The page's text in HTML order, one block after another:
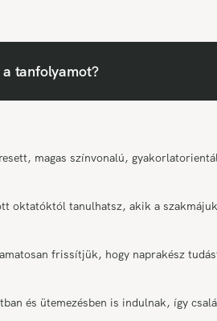
tanfolyamot?
magas színvonalú,
oktatóktól tanulhatsz, akik a
frissítjük, hogy naprakész
és ütemezésben is indulnak, így